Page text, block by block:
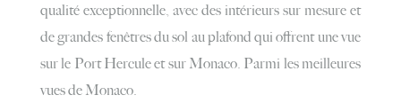
qualité exceptionnelle, avec des intérieurs sur mesure et
de grandes fenêtres du sol au plafond qui offrent une vue
sur le Port Hercule et sur Monaco. Parmi les meilleures
vues de Monaco.